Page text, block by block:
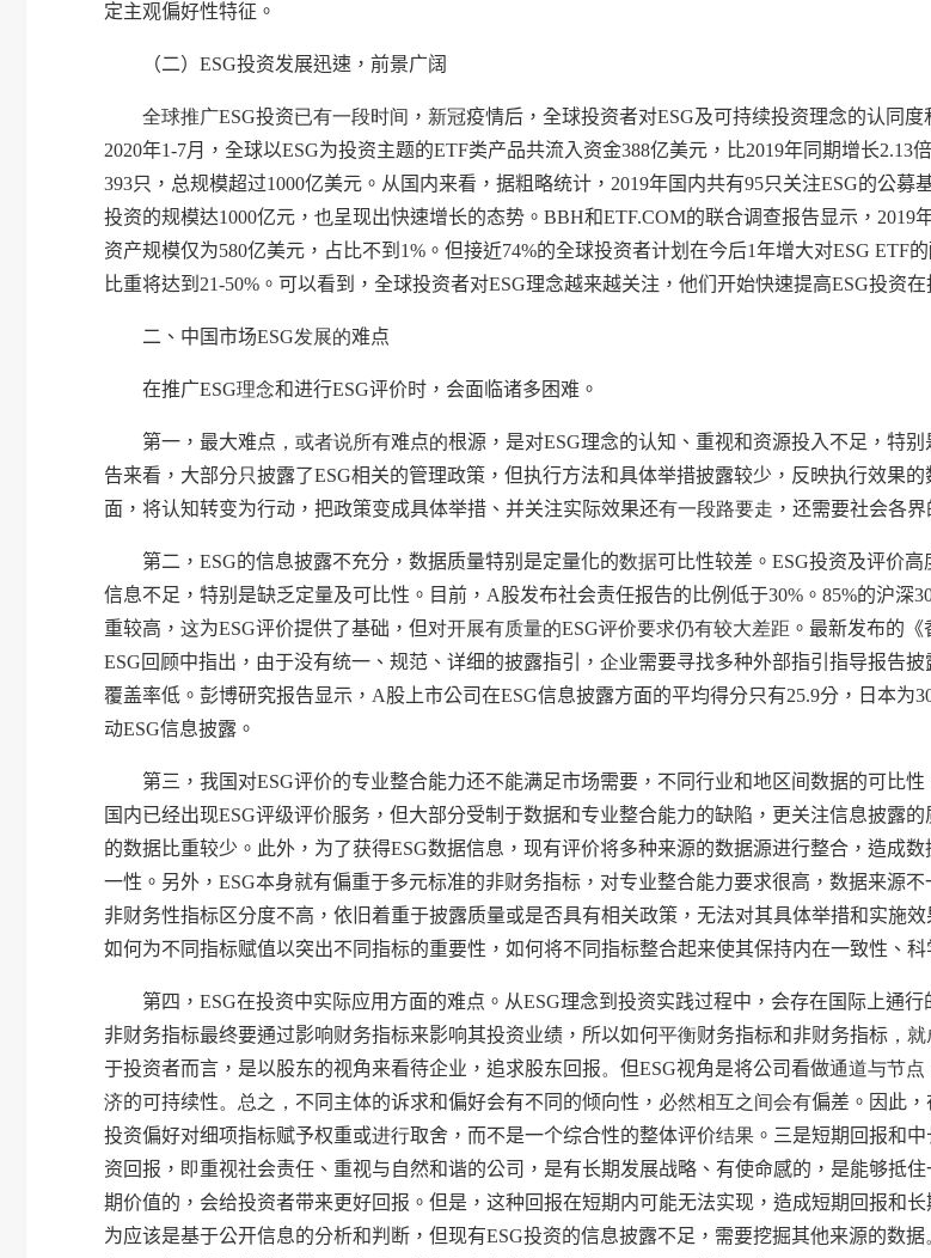
定主观偏好性特征。
（二） ESG投资发展迅速，前景广阔
全球推广ESG投资已有一段时间 ， 新冠疫情后，全球投资者对ESG及可持续投资理念的认同
2020年1-7月，全球以ESG为投资主题的ETF类产品共流入资金388亿美元，比2019年同期增长2.13
393只，总规模超过1000亿美元。从国内来看，据粗略统计， 2019年国内共有95只关注ESG的公募
投资的规模达1000亿元， 也呈现出快速增长的态势。 BBH和ETF.COM的联合调查报告显示， 2019
资产规模仅为580亿美元，占比不到 1% 。但接近74%的全球投资者计划在今后1年增大对ESG ETF
比重将达到 21-50% 。可以看到，全球投资者对ESG理念越来越关注，他们开始快速提高ESG投资在
二、中国市场ESG发展的难点
在推广ESG理念和进行ESG评价时，会面临诸多困难。
第一， 最大难点 ，或者说所有难点的根源，是对ESG理念的认知、重视和资源投入不足，特
告来看，大部分只披露了ESG相关的管理政策，但执行方法和具体举措披露较少，反映执行效果
面，将认知转变为行动，把政策变成具体举措、并关注实际效果还有一段路要走 ，还需要社会各
第二， ESG的信息披露不充分，数据质量特别是定量化的数据可比性较差。 ESG投资及评价高
信息不足，特别是缺乏定量及可比性。目前， A股发布社会责任报告的比例低于30% 。 85%的沪深
重较高， 这为ESG评价提供了基础，但对开展有质量的ESG评价要求仍有较大差距 。最新发布的
ESG 回顾中指出，由于没有统一、规范、详细的披露指引， 企业需要寻找多种外部指引指导报告
覆盖率低。彭博研究报告显示， A股上市公司在ESG信息披露方面的平均得分只有25.9分，日本为
动ESG信息披露。
第三， 我国对ESG评价的专业整合能力还不能满足市场需要，不同行业和地区间数据的可比
国内已经出现ESG评级评价服务，但大部分受制于数据和专业整合能力的缺陷，更关注信息披露
的数据比重较少。此外，为了获得ESG数据信息，现有评价将多种来源的数据源进行整合，造成
一性。另外， ESG本身就有偏重于多元标准的非财务指标，对专业整合能力要求很高，数据来源
非财务性指标区分度不高，依旧着重于披露质量或是否具有相关政策，无法对其具体举措和实施
如何为不同指标赋值以突出不同指标的重要性，如何将不同指标整合起来使其保持内在一致性、
第四， ESG在投资中实际应用方面的难点。从ESG理念到投资实践过程中，会存在国际上通行
非财务指标最终要通过影响财务指标来影响其投资业绩，所以如何平衡财务指标和非财务指标 ，
于投资者而言，是以股东的视角来看待企业，追求股东回报。 但ESG视角是将公司看做通道与节点
济的可持续性。总之， 不同主体的诉求和偏好会有不同的倾向性， 必然相互之间会有偏差。因此，
投资偏好对细项指标赋予权重或进行取舍，而不是一个综合性的整体评价结果 。 三是短期回报和中
资回报， 即重视社会责任、重视与自然和谐的公司，是有长期发展战略、有使命感的，是能够抵
期价值的，会给投资者带来更好回报。但是，这种回报在短期内可能无法实现，造成短期回报和长
为应该是基于公开信息的分析和判断，但现有ESG投资的信息披露不足，需要挖掘其他来源的数据